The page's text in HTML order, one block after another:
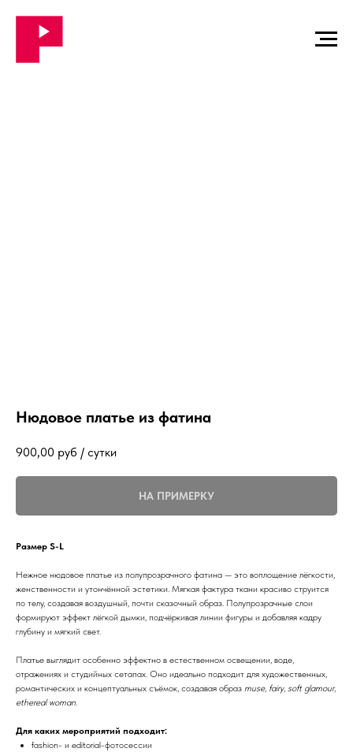
Нюдовое платье из фатина
900,00 руб / сутки
НА ПРИМЕРКУ
Размер S-L
Нежное нюдовое платье из полупрозрачного фатина — это воплощение лёгкости,
женственности и утончённой эстетики. Мягкая фактура ткани красиво струится
по телу, создавая воздушный, почти сказочный образ. Полупрозрачные слои
формируют эффект лёгкой дымки, подчёркивая линии фигуры и добавляя кадру
глубину и мягкий свет.
Платье выглядит особенно эффектно в естественном освещении, воде,
отражениях и студийных сетапах. Оно идеально подходит для художественных,
романтических и концептуальных съёмок, создавая образ muse, fairy, soft glamour,
ethereal woman.
Для каких мероприятий подходит:
fashion- и editorial-фотосессии